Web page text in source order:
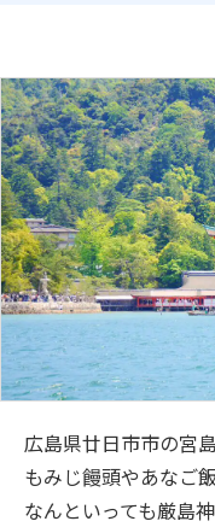
広島県廿日市市の宮
もみじ饅頭やあなご
なんといっても厳島